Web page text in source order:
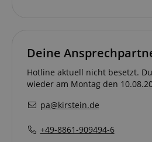
Deine
Hotline aktuell nicht besetzt.
wieder am Montag den
pa@kirstein.de
+49-8861-909494-6